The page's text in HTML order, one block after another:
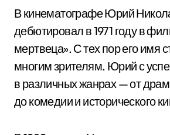
В кинематографе Юрий
дебютировал в 1971 году в
мертвеца». С тех пор его имя
многим зрителям. Юрий с
в различных жанрах — от
до комедии и исторического